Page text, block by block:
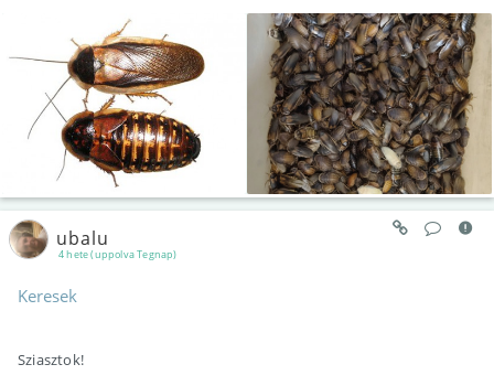
4 hete (uppolva Tegnap)
ubalu
Keresek
Sziasztok!